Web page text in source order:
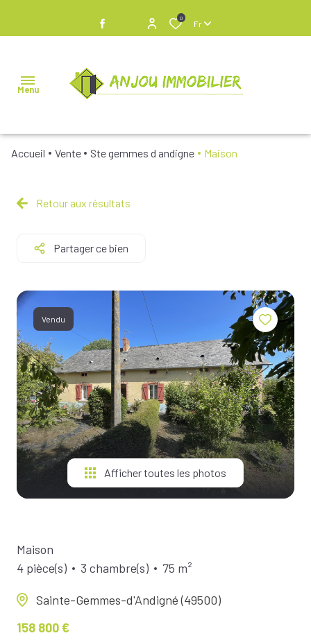
0
Fr
Menu
VENDRE
BIENS
NOS
BIENS À
LA
LOCATION
ESTIMEZ
VOTRE
BIEN
NOTRE
ÉQUIPE
Accueil Vente Ste gemmes d andigne Maison
Retour aux résultats
Partager ce bien
Vendu
Afficher toutes les photos
Maison
4 pièce(s)
3 chambre(s) 75 m²
Sainte-Gemmes-d'Andigné (49500)
158 800 €